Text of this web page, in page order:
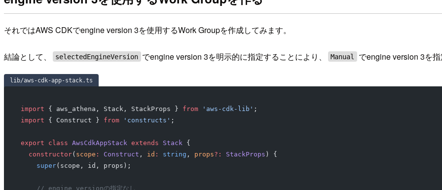
それではAWS CDKでengine version 3を使用するWork Groupを作成してみます。
結論として、 selectedEngineVersion でengine version 3を明示的に指定することにより、 Manual でengine version 3を
lib/aws-cdk-app-stack.ts
import { aws_athena, Stack, StackProps } from 'aws-cdk-lib' ;
import { Construct } from 'constructs' ;
export class AwsCdkAppStack extends Stack {
  constructor
( scope : Construct , id : string , props?: StackProps ) {
    super
(scope, id, props);
    // engine versionの指定なし